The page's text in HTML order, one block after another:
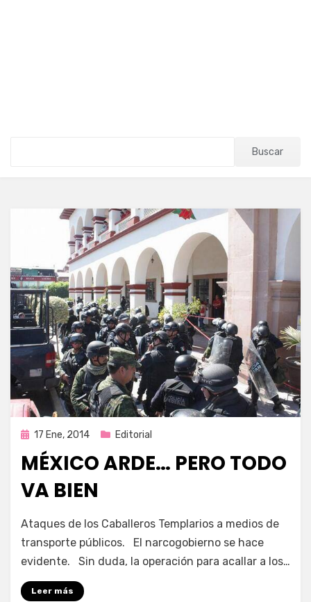
Buscar
Publicada
17 Ene, 2014 Editorial
MÉXICO ARDE… PERO TODO
VA BIEN
Enrique
Ataques de los Caballeros Templarios a medios de
transporte públicos. El narcogobierno se hace
evidente. Sin duda, la operación para acallar a los…
Leer más